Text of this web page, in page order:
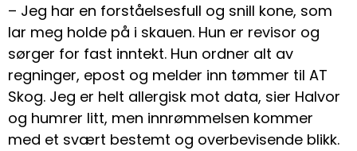
– Jeg har en forståelsesfull og snill kone, som
lar meg holde på i skauen. Hun er revisor og
sørger for fast inntekt. Hun ordner alt av
regninger, epost og melder inn tømmer til AT
Skog. Jeg er helt allergisk mot data, sier Halvor
og humrer litt, men innrømmelsen kommer
med et svært bestemt og overbevisende blikk.